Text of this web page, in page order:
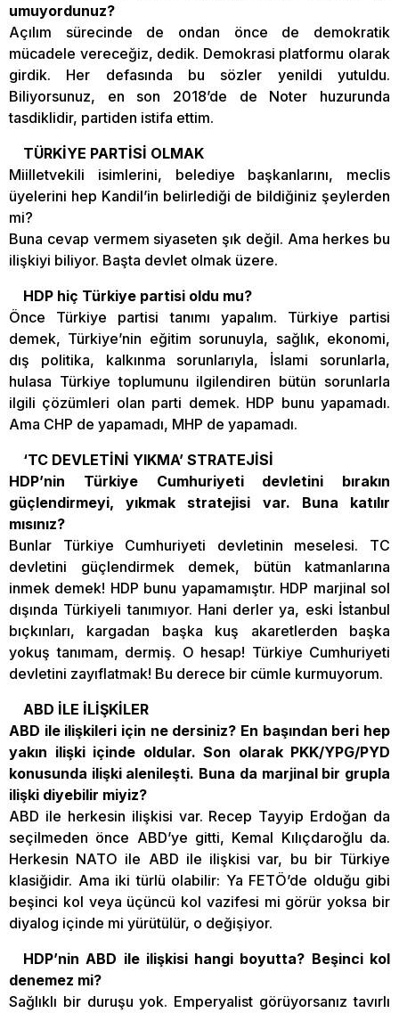
umuyordunuz?
Açılım sürecinde de ondan önce de demokratik
mücadele vereceğiz, dedik. Demokrasi platformu olarak
girdik. Her defasında bu sözler yenildi yutuldu.
Biliyorsunuz, en son 2018’de de Noter huzurunda
tasdiklidir, partiden istifa ettim.
TÜRKİYE PARTİSİ OLMAK
Miilletvekili isimlerini, belediye başkanlarını, meclis
üyelerini hep Kandil’in belirlediği de bildiğiniz şeylerden
mi?
Buna cevap vermem siyaseten şık değil. Ama herkes bu
ilişkiyi biliyor. Başta devlet olmak üzere.
HDP hiç Türkiye partisi oldu mu?
Önce Türkiye partisi tanımı yapalım. Türkiye partisi
demek, Türkiye’nin eğitim sorunuyla, sağlık, ekonomi,
dış politika, kalkınma sorunlarıyla, İslami sorunlarla,
hulasa Türkiye toplumunu ilgilendiren bütün sorunlarla
ilgili çözümleri olan parti demek. HDP bunu yapamadı.
Ama CHP de yapamadı, MHP de yapamadı.
‘TC DEVLETİNİ YIKMA’ STRATEJİSİ
HDP’nin Türkiye Cumhuriyeti devletini bırakın
güçlendirmeyi, yıkmak stratejisi var. Buna katılır
mısınız?
Bunlar Türkiye Cumhuriyeti devletinin meselesi. TC
devletini güçlendirmek demek, bütün katmanlarına
inmek demek! HDP bunu yapamamıştır. HDP marjinal sol
dışında Türkiyeli tanımıyor. Hani derler ya, eski İstanbul
bıçkınları, kargadan başka kuş akaretlerden başka
yokuş tanımam, dermiş. O hesap! Türkiye Cumhuriyeti
devletini zayıflatmak! Bu derece bir cümle kurmuyorum.
ABD İLE İLİŞKİLER
ABD ile ilişkileri için ne dersiniz? En başından beri hep
yakın ilişki içinde oldular. Son olarak PKK/YPG/PYD
konusunda ilişki alenileşti. Buna da marjinal bir grupla
ilişki diyebilir miyiz?
ABD ile herkesin ilişkisi var. Recep Tayyip Erdoğan da
seçilmeden önce ABD’ye gitti, Kemal Kılıçdaroğlu da.
Herkesin NATO ile ABD ile ilişkisi var, bu bir Türkiye
klasiğidir. Ama iki türlü olabilir: Ya FETÖ’de olduğu gibi
beşinci kol veya üçüncü kol vazifesi mi görür yoksa bir
diyalog içinde mi yürütülür, o değişiyor.
HDP’nin ABD ile ilişkisi hangi boyutta? Beşinci kol
denemez mi?
Sağlıklı bir duruşu yok. Emperyalist görüyorsanız tavırlı